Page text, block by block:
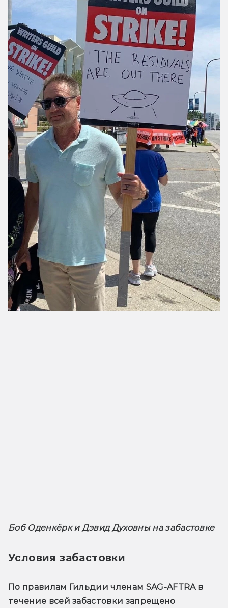
Боб Оденкёрк и Дэвид Духовны на забастовке
Условия забастовки
По правилам Гильдии членам SAG-AFTRA в
течение всей забастовки запрещено